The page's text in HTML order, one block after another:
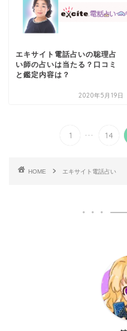
エキサイト電話占いの聡理占
い師の占いは当たる？口コミ
と鑑定内容は？
2020年5月19日
1 ... 14
HOME エキサイト電話占い